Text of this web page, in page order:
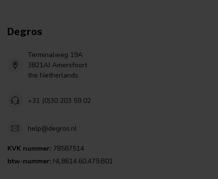
Degros
Terminalweg 19A
3821AJ Amersfoort
the Netherlands
+31 (0)30 203 59 02
help@degros.nl
KVK nummer: 78587514
btw-nummer: NL8614.60.479.B01